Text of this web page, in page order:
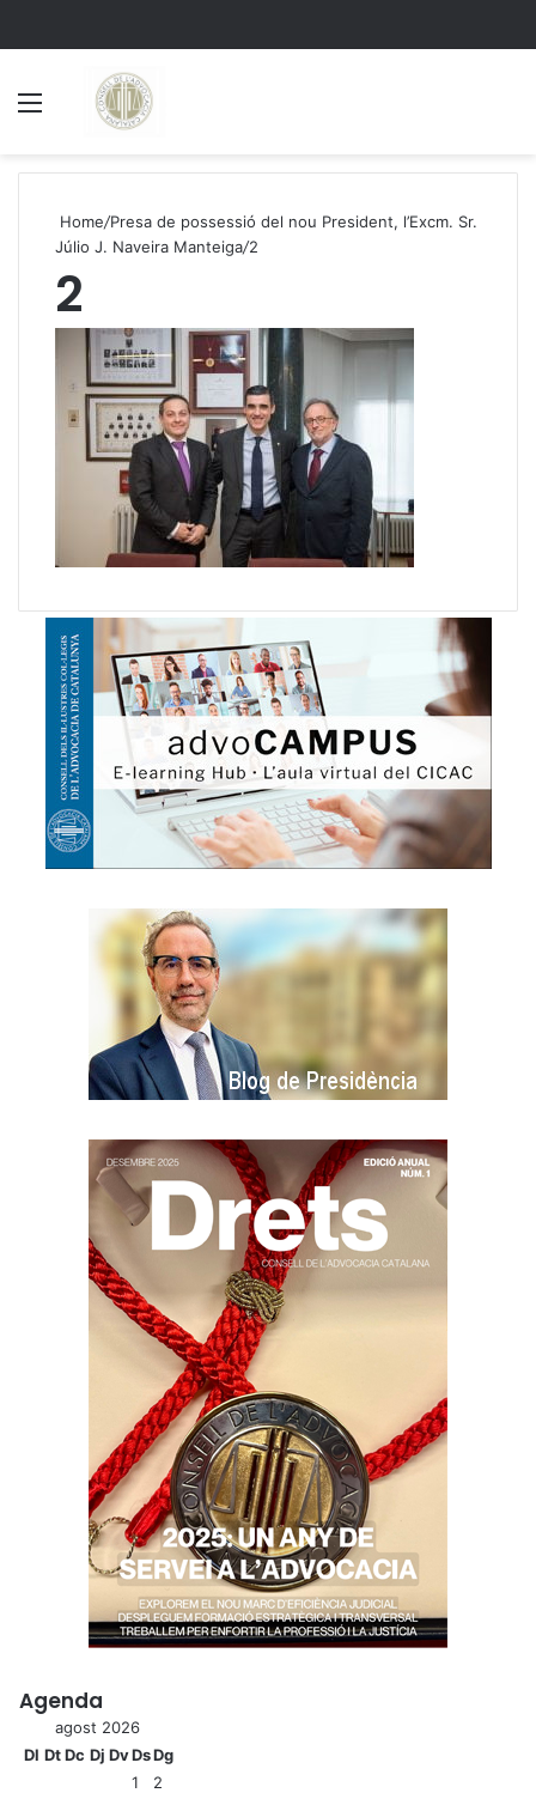
Home/Presa de possessió del nou President, l’Excm. Sr.
Júlio J. Naveira Manteiga/2
2
Agenda
agost 2026
Dl DtDc Dj DvDsDg
1
2